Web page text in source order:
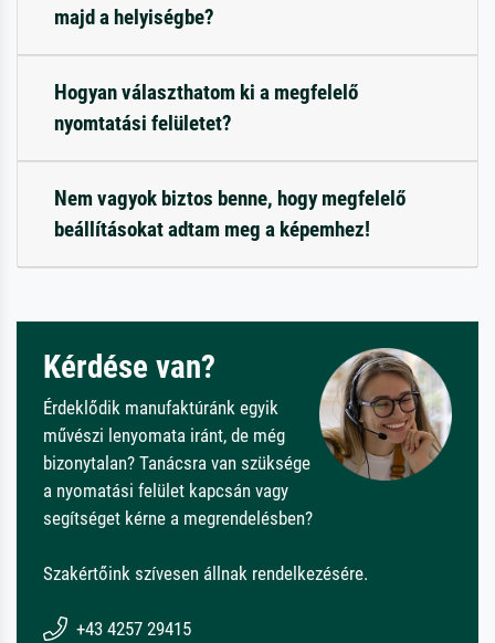
majd a helyiségbe?
Hogyan választhatom ki a megfelelő
nyomtatási felületet?
Nem vagyok biztos benne, hogy megfelelő
beállításokat adtam meg a képemhez!
Kérdése van?
Érdeklődik manufaktúránk egyik
művészi lenyomata iránt, de még
bizonytalan? Tanácsra van szüksége
a nyomatási felület kapcsán vagy
segítséget kérne a megrendelésben?
Szakértőink szívesen állnak rendelkezésére.
+43 4257 29415